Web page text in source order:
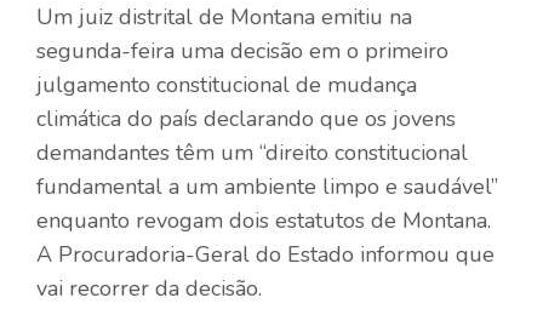
Um juiz distrital de Montana emitiu na
segunda-feira uma decisão em o primeiro
julgamento constitucional de mudança
climática do país declarando que os jovens
demandantes têm um “direito constitucional
fundamental a um ambiente limpo e saudável”
enquanto revogam dois estatutos de Montana.
A Procuradoria-Geral do Estado informou que
vai recorrer da decisão.